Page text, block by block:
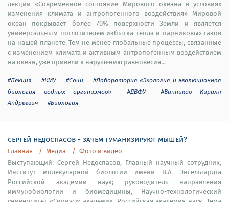
лекции «Современное состояние Мирового океана в условиях
изменения климата и антропогенного воздействия» Мировой
океан покрывает более 70% поверхности Земли и является
универсальным поглотителем избытка тепла и парниковых газов
на нашей планете. Тем не менее глобальные процессы, связанные
с изменением климата и активным антропогенным воздействием
на океан, уже привели к нарушению равновесия...
#Лекция #КМУ #Сочи
#Лаборатория «Экология и эволюционная
биология водных организмов»
#ДВФУ
#Винников Кирилл
Андреевич
#Биология
сергей недоспасов - зачем гуманизируют мышей?
Главная Медиа
Фото и видео
Выступающий: Сергей Недоспасов, Главный научный сотрудник,
Институт молекулярной биологии имени В.А. Энгельгардта
Российской академии наук; руководитель направления
иммунобиологии и биомедицины, Научно-технологический